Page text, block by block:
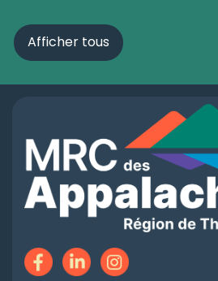
Afficher tous